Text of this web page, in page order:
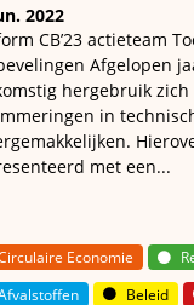
2022
CB’23 actieteam
Afgelopen
hergebruik
in
met een...
Economie
Beleid